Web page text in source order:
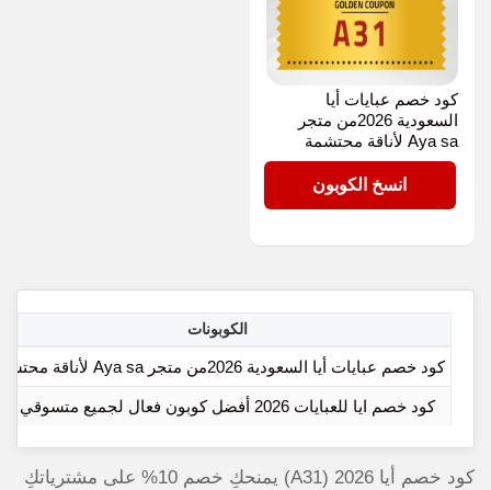
كود خصم عبايات أيا
السعودية 2026من متجر
Aya sa لأناقة محتشمة
انسخ الكوبون
الكوبونات
كود خصم عبايات أيا السعودية 2026من متجر Aya sa لأناقة محتشمة
كود خصم ايا للعبايات 2026 أفضل كوبون فعال لجميع متسوقي أيا
كود خصم أيا 2026 (A31) يمنحكِ خصم 10% على مشترياتكِ